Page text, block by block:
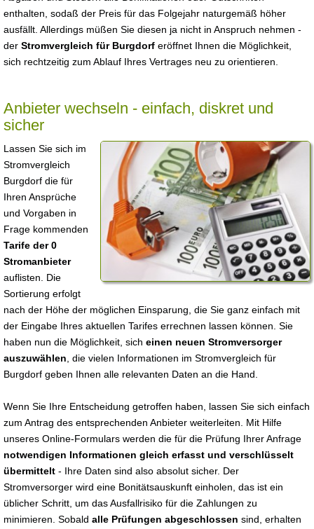
enthalten, sodaß der Preis für das Folgejahr naturgemäß höher
ausfällt. Allerdings müßen Sie diesen ja nicht in Anspruch nehmen -
der Stromvergleich für Burgdorf eröffnet Ihnen die Möglichkeit,
sich rechtzeitig zum Ablauf Ihres Vertrages neu zu orientieren.
Anbieter wechseln - einfach, diskret und
sicher
Lassen Sie sich im
Stromvergleich
Burgdorf die für
Ihren Ansprüche
und Vorgaben in
Frage kommenden
Tarife der 0
Stromanbieter
auflisten. Die
Sortierung erfolgt
nach der Höhe der möglichen Einsparung, die Sie ganz einfach mit
der Eingabe Ihres aktuellen Tarifes errechnen lassen können. Sie
haben nun die Möglichkeit, sich einen neuen Stromversorger
auszuwählen , die vielen Informationen im Stromvergleich für
Burgdorf geben Ihnen alle relevanten Daten an die Hand.
Wenn Sie Ihre Entscheidung getroffen haben, lassen Sie sich einfach
zum Antrag des entsprechenden Anbieter weiterleiten. Mit Hilfe
unseres Online-Formulars werden die für die Prüfung Ihrer Anfrage
notwendigen Informationen gleich erfasst und verschlüsselt
übermittelt - Ihre Daten sind also absolut sicher. Der
Stromversorger wird eine Bonitätsauskunft einholen, das ist ein
üblicher Schritt, um das Ausfallrisiko für die Zahlungen zu
minimieren. Sobald alle Prüfungen abgeschlossen sind, erhalten